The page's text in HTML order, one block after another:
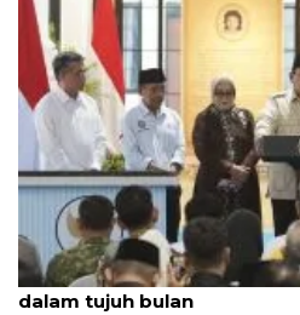
Prabowo: Pemerintah
dalam tujuh bulan